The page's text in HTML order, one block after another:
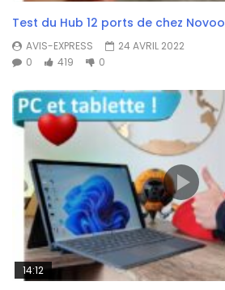
Test du Hub 12 ports de chez Novoo
AVIS-EXPRESS
24 AVRIL 2022
0
419 0
14:12